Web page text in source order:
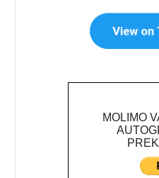
MOLIMO